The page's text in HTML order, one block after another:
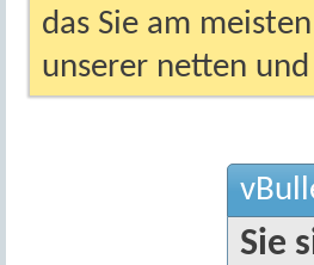
das Sie am
unserer netten
Sie